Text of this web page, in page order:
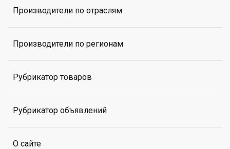
Производители по отраслям
Производители по регионам
Рубрикатор товаров
Рубрикатор объявлений
О сайте